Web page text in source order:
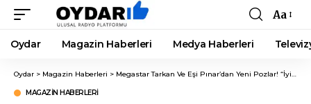
Font
Resizer
Aa
Oydar Magazin Haberleri Medya Haberleri
Oydar > Magazin Haberleri > Megastar Tarkan Ve Eşi Pınar’dan Yeni Pozlar! “İyi ki Varsın Yoldaşım”
MAGAZIN HABERLERI